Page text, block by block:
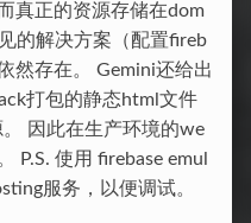
真正的资源存储在dom
的解决方案（配置fireb
然存在。 Gemini还给出
打包的静态html文件
因此在生产环境的we
P.S. 使用 firebase emul
服务，以便调试。